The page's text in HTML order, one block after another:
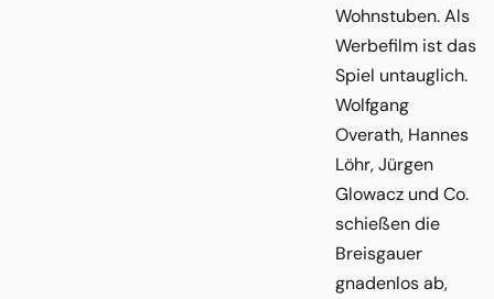
Wohnstuben. Als
Werbefilm ist das
Spiel untauglich.
Wolfgang
Overath, Hannes
Löhr, Jürgen
Glowacz und Co.
schießen die
Breisgauer
gnadenlos ab,